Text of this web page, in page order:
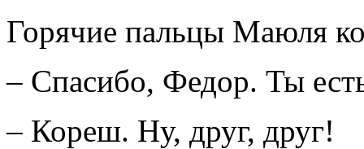
Горячие пальцы Маюля
– Спасибо, Федор. Ты
– Кореш. Ну, друг, друг!